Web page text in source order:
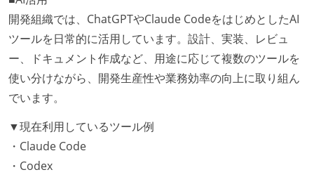
開発組織では、ChatGPTやClaude CodeをはじめとしたAI
ツールを日常的に活用しています。設計、実装、レビュ
ー、ドキュメント作成など、用途に応じて複数のツールを
使い分けながら、開発生産性や業務効率の向上に取り組ん
でいます。
▼現在利用しているツール例
・Claude Code
・Codex